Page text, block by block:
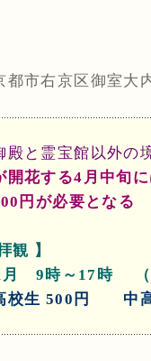
都市右京区御室
殿と霊宝館以外の
開花する4月中旬
円が必要となる
観 】
月 9時～17時 （
校生 500円 中